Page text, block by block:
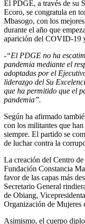
El PDGE, a través de su
Ecoro, se congratula en
Mbasogo, con los
durante el año que
aparición del COVID-19
-“El PDGE no ha
pandemia mediante el
adoptadas por el
liderazgo del Su
que ha permitido que el
pandemia”.
Según ha afirmado
con los militantes que
siempre. El partido se
de luchar contra la
La creación del Centro
Fundación Constancia
favor de las capas más
Secretario General
de Obiang,
Organización de Mujeres
Asimismo, el cuerpo